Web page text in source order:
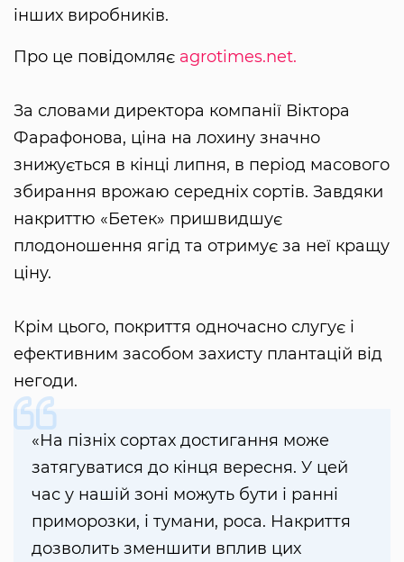
інших виробників.
Про це повідомляє agrotimes.net.
За словами директора компанії Віктора
Фарафонова, ціна на лохину значно
знижується в кінці липня, в період масового
збирання врожаю середніх сортів. Завдяки
накриттю «Бетек» пришвидшує
плодоношення ягід та отримує за неї кращу
ціну.
Крім цього, покриття одночасно слугує і
ефективним засобом захисту плантацій від
негоди.
«На пізніх сортах достигання може
затягуватися до кінця вересня. У цей
час у нашій зоні можуть бути і ранні
приморозки, і тумани, роса. Накриття
дозволить зменшити вплив цих